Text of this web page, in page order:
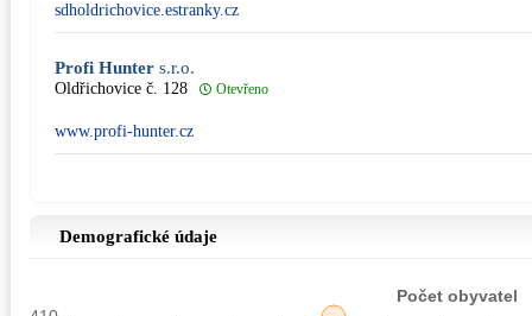
sdholdrichovice.estranky.cz
Profi Hunter s.r.o.
Oldřichovice č. 128 Otevřeno
www.profi-hunter.cz
Demografické údaje